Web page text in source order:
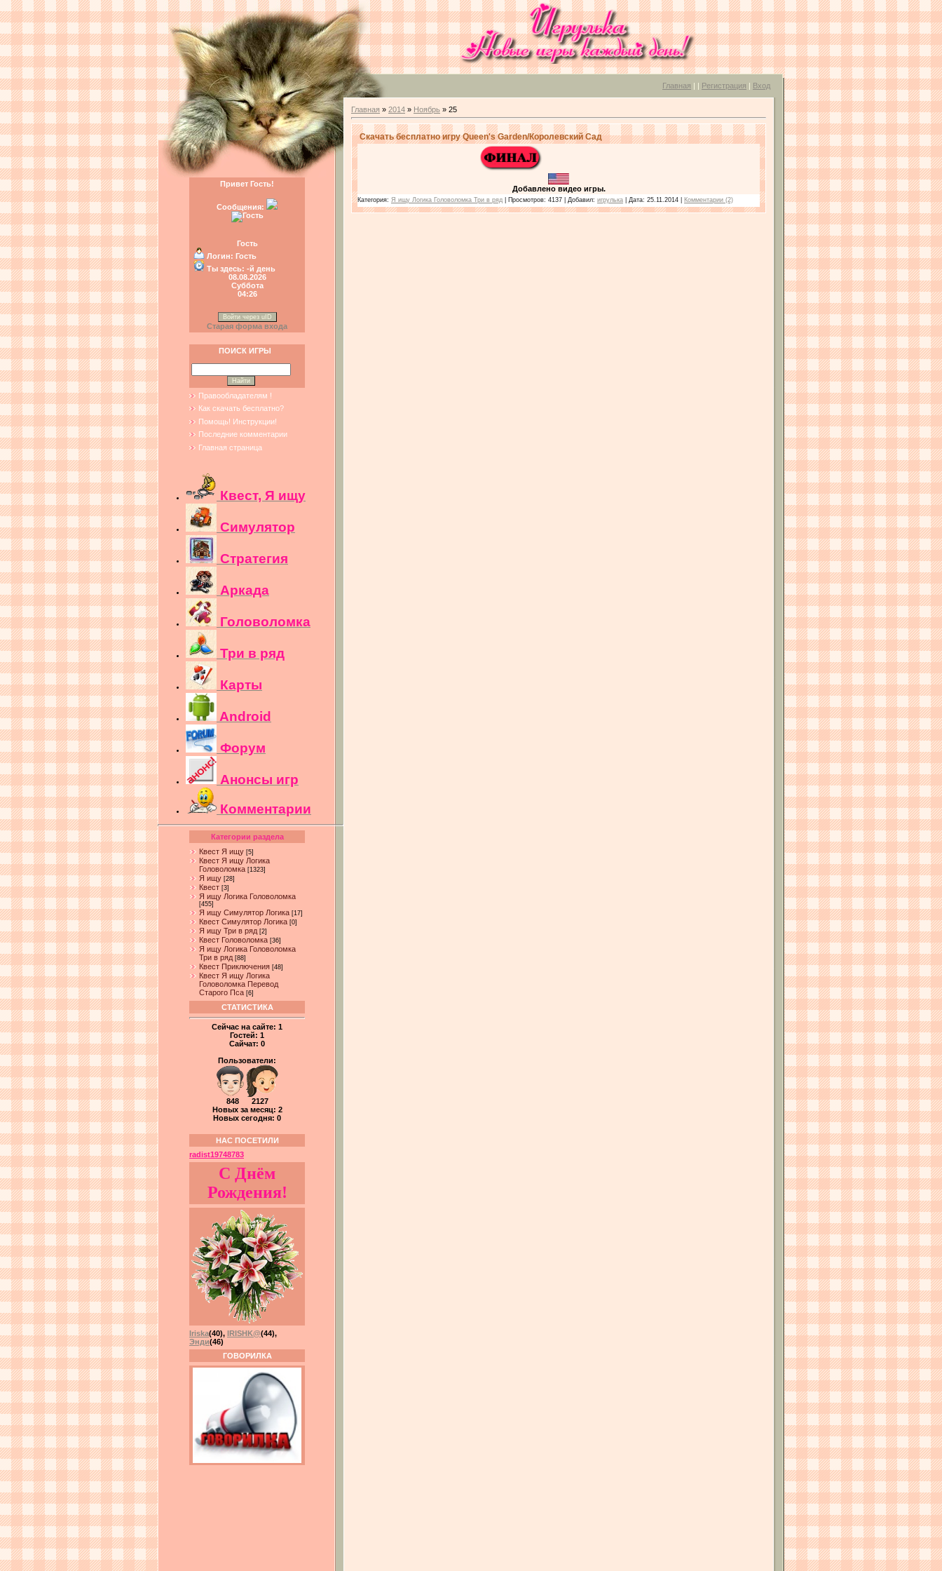
Главная | | Регистрация | Вход
Привет Гость!
Сообщения:
Гость
Логин: Гость
Ты здесь: -й день
08.08.2026
Суббота
04:26
Войти через uID
Старая форма входа
ПОИСК ИГРЫ
Правообладателям !
Как скачать бесплатно?
Помощь! Инструкции!
Последние комментарии
Главная страница
Квест, Я ищу
Симулятор
Стратегия
Аркада
Головоломка
Три в ряд
Карты
Android
Форум
Анонсы игр
Комментарии
Категории раздела
Квест Я ищу [5]
Квест Я ищу Логика
Головоломка [1323]
Я ищу [28]
Квест [3]
Я ищу Логика Головоломка
[455]
Я ищу Симулятор Логика [17]
Квест Симулятор Логика [0]
Я ищу Три в ряд [2]
Квест Головоломка [36]
Я ищу Логика Головоломка
Три в ряд [88]
Квест Приключения [48]
Квест Я ищу Логика
Головоломка Перевод
Старого Пса [6]
СТАТИСТИКА
Сейчас на сайте: 1
Гостей: 1
Сайчат: 0
Пользователи:
848 2127
Новых за месяц: 2
Новых сегодня: 0
НАС ПОСЕТИЛИ
radist19748783
С Днём
Рождения!
Iriska(40), IRISHK@(44),
Энди(46)
ГОВОРИЛКА
Главная » 2014 » Ноябрь » 25
Скачать бесплатно игру Queen's Garden/Королевский Сад
Добавлено видео игры.
Категория: Я ищу Логика Головоломка Три в ряд | Просмотров: 4137 | Добавил: игрулька | Дата: 25.11.2014 Комментарии (2)